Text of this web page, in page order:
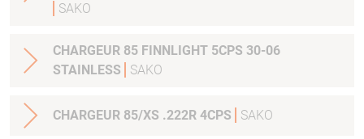
SAKO
CHARGEUR 85 FINNLIGHT 5CPS 30-06
STAINLESS
SAKO
CHARGEUR 85/XS .222R 4CPS SAKO